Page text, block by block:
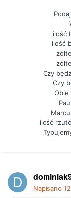
ilość
ilość
Czy
Czy
Obie
ilość
Napisano